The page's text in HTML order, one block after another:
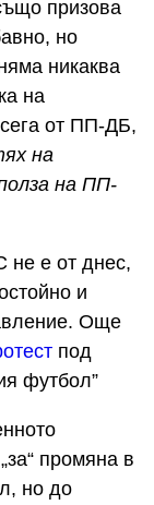
призова
но
никаква
на
от ПП-ДБ,
на
на ПП-
не е от днес,
и
Още
под
футбол”
промяна в
но до